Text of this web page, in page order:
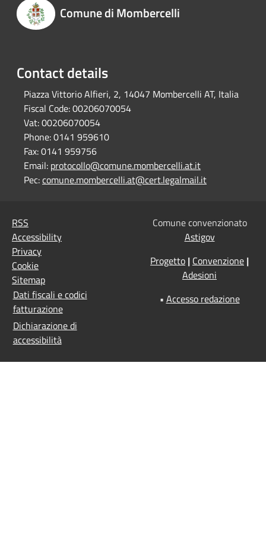
Comune di Mombercelli
Contact details
Piazza Vittorio Alfieri, 2, 14047 Mombercelli AT, Italia
Fiscal Code:00206070054
Vat:00206070054
Phone:0141 959610
Fax:0141 959756
Email: protocollo@comune.mombercelli.at.it
Pec:comune.mombercelli.at@cert.legalmail.it
RSS
Accessibility
Privacy
Cookie
Sitemap
Dati fiscali e codici
fatturazione
Dichiarazione di
accessibilità
Comune convenzionato
Astigov
Progetto | Convenzione |
Adesioni
• Accesso redazione